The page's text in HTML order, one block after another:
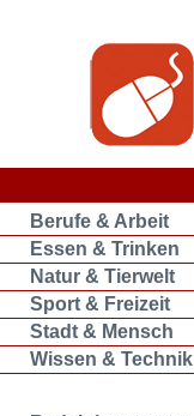
Berufe & Arbeit
Essen & Trinken
Natur & Tierwelt
Sport & Freizeit
Stadt & Mensch
Wissen & Technik